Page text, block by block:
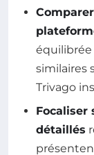
similaires
Trivago
Focaliser
détaillés